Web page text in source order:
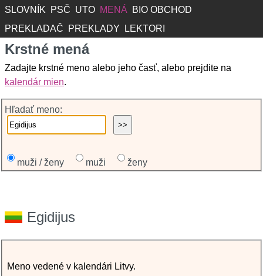
SLOVNÍK PSČ UTO MENÁ
BIO OBCHOD
PREKLADAČ
PREKLADY LEKTORI
Krstné mená
Zadajte krstné meno alebo jeho časť, alebo prejdite na
kalendár mien.
Hľadať meno:
muži / ženy muži ženy
Egidijus
Meno vedené v kalendári Litvy.